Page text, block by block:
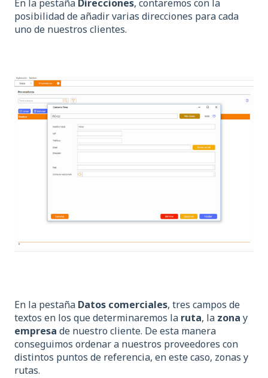
En la pestaña Direcciones, contaremos con la
posibilidad de añadir varias direcciones para cada
uno de nuestros clientes.
En la pestaña Datos comerciales, tres campos de
textos en los que determinaremos la ruta, la zona y
empresa de nuestro cliente. De esta manera
conseguimos ordenar a nuestros proveedores con
distintos puntos de referencia, en este caso, zonas y
rutas.